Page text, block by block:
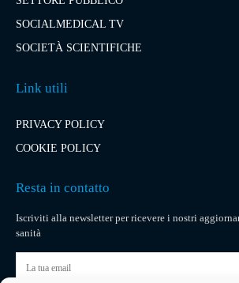
SOCIALMEDICAL TV
SOCIETÀ SCIENTIFICHE
Link utili
PRIVACY POLICY
COOKIE POLICY
Resta in contatto
Iscriviti alla newsletter per ricevere i nostri
sanità